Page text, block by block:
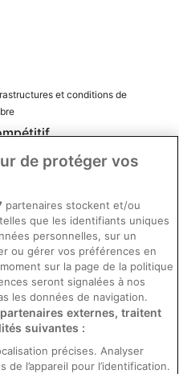
et conditions de
situé au calme, mois de
à Titisee sont
aussi avec un
Prix très bas en
de protéger vos
partenaires stockent et/ou
que les identifiants uniques
personnelles, sur un
ou gérer vos préférences en
sur la page de la politique
seront signalées à nos
les données de navigation.
externes, traitent
suivantes :
précises. Analyser
l’appareil pour l’identification.